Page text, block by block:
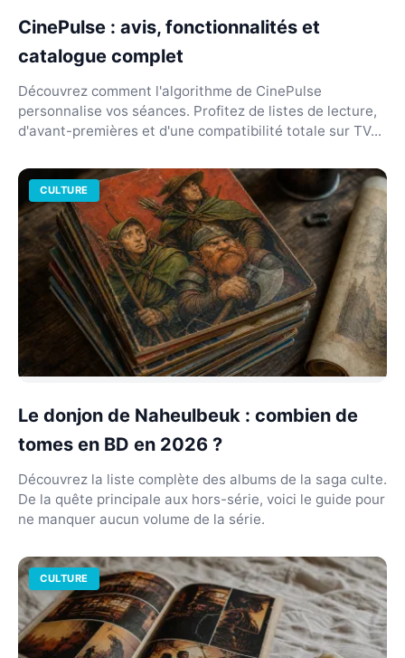
CinePulse : avis, fonctionnalités et
catalogue complet
Découvrez comment l'algorithme de CinePulse
personnalise vos séances. Profitez de listes de lecture,
d'avant-premières et d'une compatibilité totale sur TV...
CULTURE
Le donjon de Naheulbeuk : combien de
tomes en BD en 2026 ?
Découvrez la liste complète des albums de la saga culte.
De la quête principale aux hors-série, voici le guide pour
ne manquer aucun volume de la série.
CULTURE